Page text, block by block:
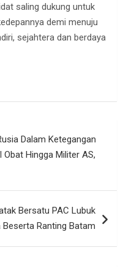
saling dukung untuk
demi menuju
sejahtera dan berdaya
Dalam Ketegangan
Obat Hingga Militer AS,
Bersatu PAC Lubuk
Beserta Ranting Batam